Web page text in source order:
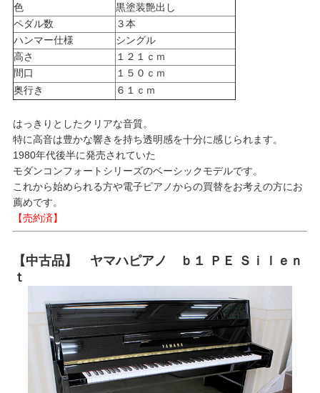
色
黒塗装艶出し
ペダル数
３本
ハンマー仕様
シングル
高さ
１２１ｃｍ
間口
１５０ｃｍ
奥行き
６１ｃｍ
はっきりとしたクリアな音質。
特に高音は豊かな響きを持ち透明感を十分に感じられます。
1980年代後半に発売されていた
モダンコンフォートシリーズのベーシックモデルです。
これから始められる方や電子ピアノからの買替をお考えの方にお
薦めです。
【売約済】
【中古品】 ヤマハピアノ ｂ１ ＰＥ Ｓｉｌｅｎ
ｔ